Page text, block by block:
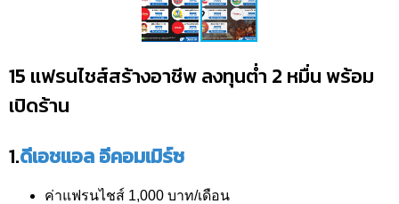
15 แฟรนไชส์สร้างอาชีพ ลงทุนต่ำ 2 หมื่น พร้อม
เปิดร้าน
1.ดีเอชแอล อีคอมเมิร์ซ
ค่าแฟรนไชส์ 1,000 บาท/เดือน